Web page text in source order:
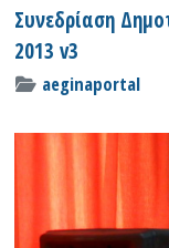
Συνεδρίαση
2013 v3
aeginaportal